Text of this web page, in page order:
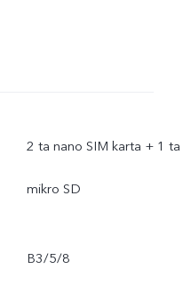
2 ta nano SIM karta + 1 ta
mikro SD
B3/5/8